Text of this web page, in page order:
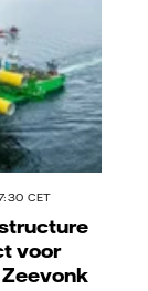
CET
voor